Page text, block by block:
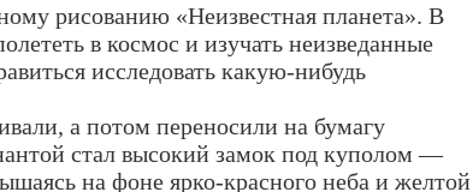
рисованию «Неизвестная планета». В
в космос и изучать неизведанные
исследовать какую-нибудь
а потом переносили на бумагу
стал высокий замок под куполом —
на фоне ярко-красного неба и желтой